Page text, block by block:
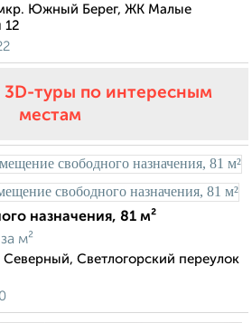
Южный Берег, ЖК Малые
12
3D-туры по интересным
местам
назначения, 81 м²
за м²
Светлогорский переулок